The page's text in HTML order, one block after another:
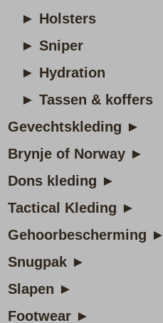
► Holsters
► Sniper
► Hydration
► Tassen & koffers
Gevechtskleding ►
Brynje of Norway ►
Dons kleding ►
Tactical Kleding ►
Gehoorbescherming ►
Snugpak ►
Slapen ►
Footwear ►